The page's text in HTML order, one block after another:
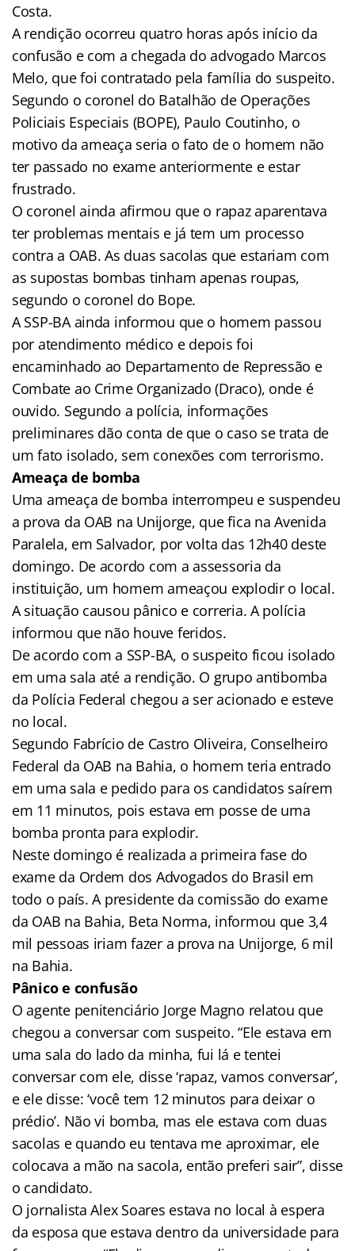
Costa.
A rendição ocorreu quatro horas após início da
confusão e com a chegada do advogado Marcos
Melo, que foi contratado pela família do suspeito.
Segundo o coronel do Batalhão de Operações
Policiais Especiais (BOPE), Paulo Coutinho, o
motivo da ameaça seria o fato de o homem não
ter passado no exame anteriormente e estar
frustrado.
O coronel ainda afirmou que o rapaz aparentava
ter problemas mentais e já tem um processo
contra a OAB. As duas sacolas que estariam com
as supostas bombas tinham apenas roupas,
segundo o coronel do Bope.
A SSP-BA ainda informou que o homem passou
por atendimento médico e depois foi
encaminhado ao Departamento de Repressão e
Combate ao Crime Organizado (Draco), onde é
ouvido. Segundo a polícia, informações
preliminares dão conta de que o caso se trata de
um fato isolado, sem conexões com terrorismo.
Ameaça de bomba
Uma ameaça de bomba interrompeu e suspendeu
a prova da OAB na Unijorge, que fica na Avenida
Paralela, em Salvador, por volta das 12h40 deste
domingo. De acordo com a assessoria da
instituição, um homem ameaçou explodir o local.
A situação causou pânico e correria. A polícia
informou que não houve feridos.
De acordo com a SSP-BA, o suspeito ficou isolado
em uma sala até a rendição. O grupo antibomba
da Polícia Federal chegou a ser acionado e esteve
no local.
Segundo Fabrício de Castro Oliveira, Conselheiro
Federal da OAB na Bahia, o homem teria entrado
em uma sala e pedido para os candidatos saírem
em 11 minutos, pois estava em posse de uma
bomba pronta para explodir.
Neste domingo é realizada a primeira fase do
exame da Ordem dos Advogados do Brasil em
todo o país. A presidente da comissão do exame
da OAB na Bahia, Beta Norma, informou que 3,4
mil pessoas iriam fazer a prova na Unijorge, 6 mil
na Bahia.
Pânico e confusão
O agente penitenciário Jorge Magno relatou que
chegou a conversar com suspeito. “Ele estava em
uma sala do lado da minha, fui lá e tentei
conversar com ele, disse ‘rapaz, vamos conversar’,
e ele disse: ‘você tem 12 minutos para deixar o
prédio’. Não vi bomba, mas ele estava com duas
sacolas e quando eu tentava me aproximar, ele
colocava a mão na sacola, então preferi sair”, disse
o candidato.
O jornalista Alex Soares estava no local à espera
da esposa que estava dentro da universidade para